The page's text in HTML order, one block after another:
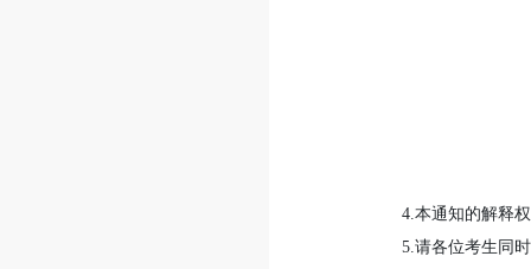
4.本通知的解释
5.请各位考生同